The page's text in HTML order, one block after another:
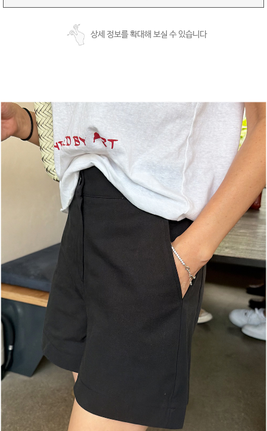
상세 정보를 확대해 보실 수 있습니다